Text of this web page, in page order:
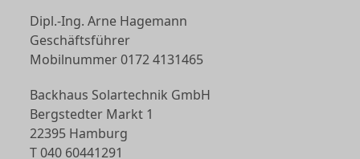
Dipl.-Ing. Arne Hagemann
Geschäftsführer
Mobilnummer 0172 4131465
Backhaus Solartechnik GmbH
Bergstedter Markt 1
22395 Hamburg
T 040 60441291